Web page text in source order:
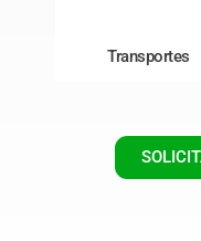
Transportes